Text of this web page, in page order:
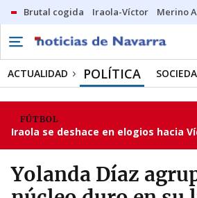
Brutal cogida Iraola-Víctor Merino
ACTUALIDAD POLÍTICA
FÚTBOL
Iraola se deshace en elogios hacia
Yolanda Díaz